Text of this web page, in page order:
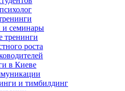
и семинары
тренинги
роста
в Киеве
и тимбилдинг